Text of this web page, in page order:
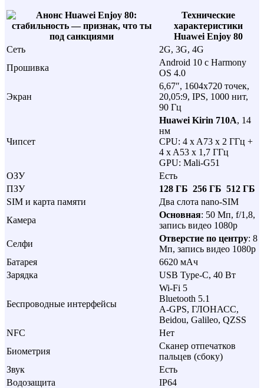
Технические
характеристики
Huawei Enjoy 80
Сеть
2G, 3G, 4G
Прошивка
Android 10 с Harmony
OS 4.0
Экран
6,67″, 1604х720 точек,
20,05:9, IPS, 1000 нит,
90 Гц
Чипсет
Huawei Kirin 710A, 14
нм
CPU: 4 x A73 x 2 ГГц +
4 x A53 x 1,7 ГГц
GPU: Mali-G51
ОЗУ
Есть
ПЗУ
128 ГБ 256 ГБ 512 ГБ
SIM и карта памяти
Два слота nano-SIM
Камера
Основная: 50 Мп, f/1,8,
запись видео 1080p
Селфи
Отверстие по центру: 8
Мп, запись видео 1080p
Батарея
6620 мАч
Зарядка
USB Type-C, 40 Вт
Беспроводные интерфейсы
Wi-Fi 5
Bluetooth 5.1
A-GPS, ГЛОНАСС,
Beidou, Galileo, QZSS
NFC
Нет
Биометрия
Сканер отпечатков
пальцев (сбоку)
Звук
Есть
Водозащита
IP64